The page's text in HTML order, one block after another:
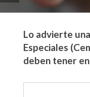
Lo advierte
Especiales
deben tener